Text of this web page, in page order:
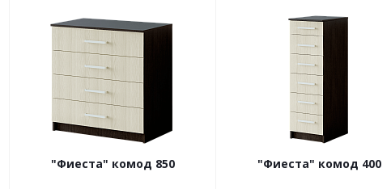
"Фиеста" комод 850 "Фиеста" комод 400